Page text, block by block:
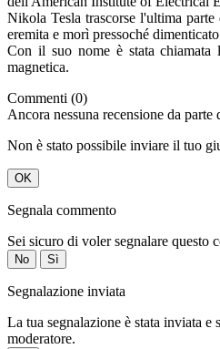
Nikola Tesla trascorse l'ultima
eremita e morì pressoché
Con il suo nome è stata chiamata
magnetica.
Commenti (0)
Ancora nessuna recensione da parte
Non è stato possibile inviare il tuo
OK
Segnala commento
Sei sicuro di voler segnalare questo
No Sì
Segnalazione inviata
La tua segnalazione è stata inviata e
moderatore.